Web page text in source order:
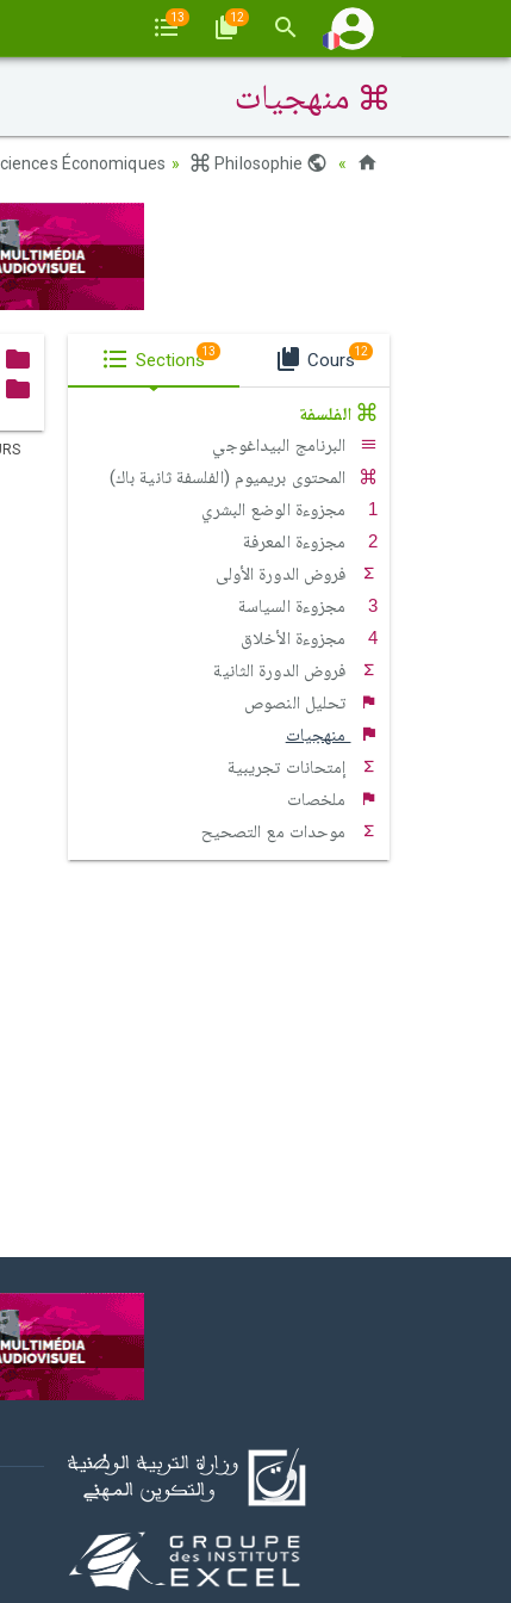
13 12
منهجيات
Économiques Philosophie
Sections13 Cours12
الفلسفة
البرنامج البيداغوجي
المحتوى بريميوم (الفلسفة ثانية باك)
مجزوءة الوضع البشري
مجزوءة المعرفة
فروض الدورة الأولى
مجزوءة السياسة
مجزوءة الأخلاق
فروض الدورة الثانية
تحليل النصوص
منهجيات
إمتحانات تجريبية
ملخصات
موحدات مع التصحيح